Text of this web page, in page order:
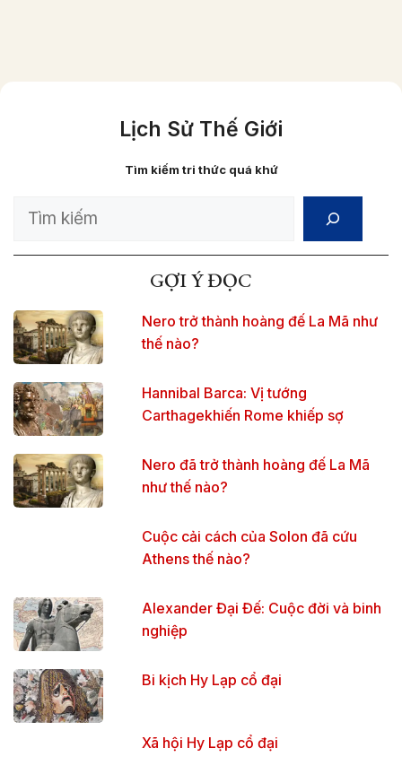
Lịch Sử Thế Giới
Tìm kiếm tri thức quá khứ
Search
GỢI Ý ĐỌC
Nero trở thành hoàng đế La Mã như
thế nào?
Hannibal Barca: Vị tướng
Carthagekhiến Rome khiếp sợ
Nero đã trở thành hoàng đế La Mã
như thế nào?
Cuộc cải cách của Solon đã cứu
Athens thế nào?
Alexander Đại Đế: Cuộc đời và binh
nghiệp
Bi kịch Hy Lạp cổ đại
Xã hội Hy Lạp cổ đại